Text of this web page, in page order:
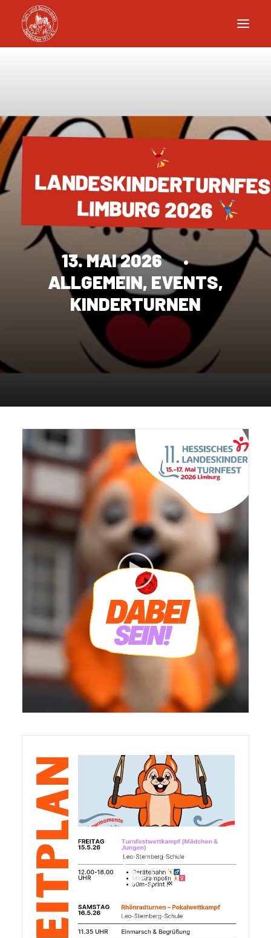
LIMBURG 2026
13. MAI 2026
•
ALLGEMEIN, EVENTS,
KINDERTURNEN